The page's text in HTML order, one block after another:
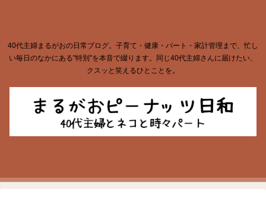
40代主婦まるがおの日常ブログ。子育て・健康・パート・家計管理まで、忙し
い毎日のなかにある"特別"を本音で綴ります。同じ40代主婦さんに届けたい、
クスッと笑えるひとことを。